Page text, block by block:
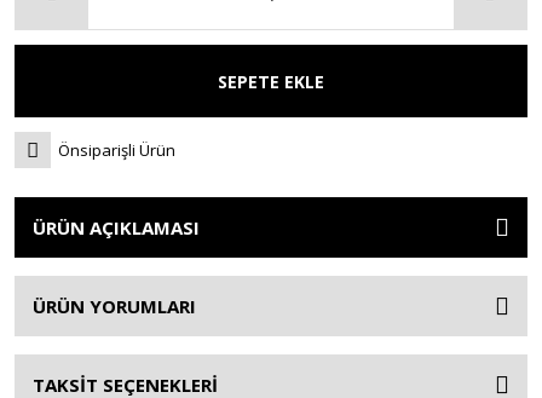
SEPETE EKLE
Önsiparişli Ürün
ÜRÜN AÇIKLAMASI
ÜRÜN YORUMLARI
TAKSİT SEÇENEKLERİ